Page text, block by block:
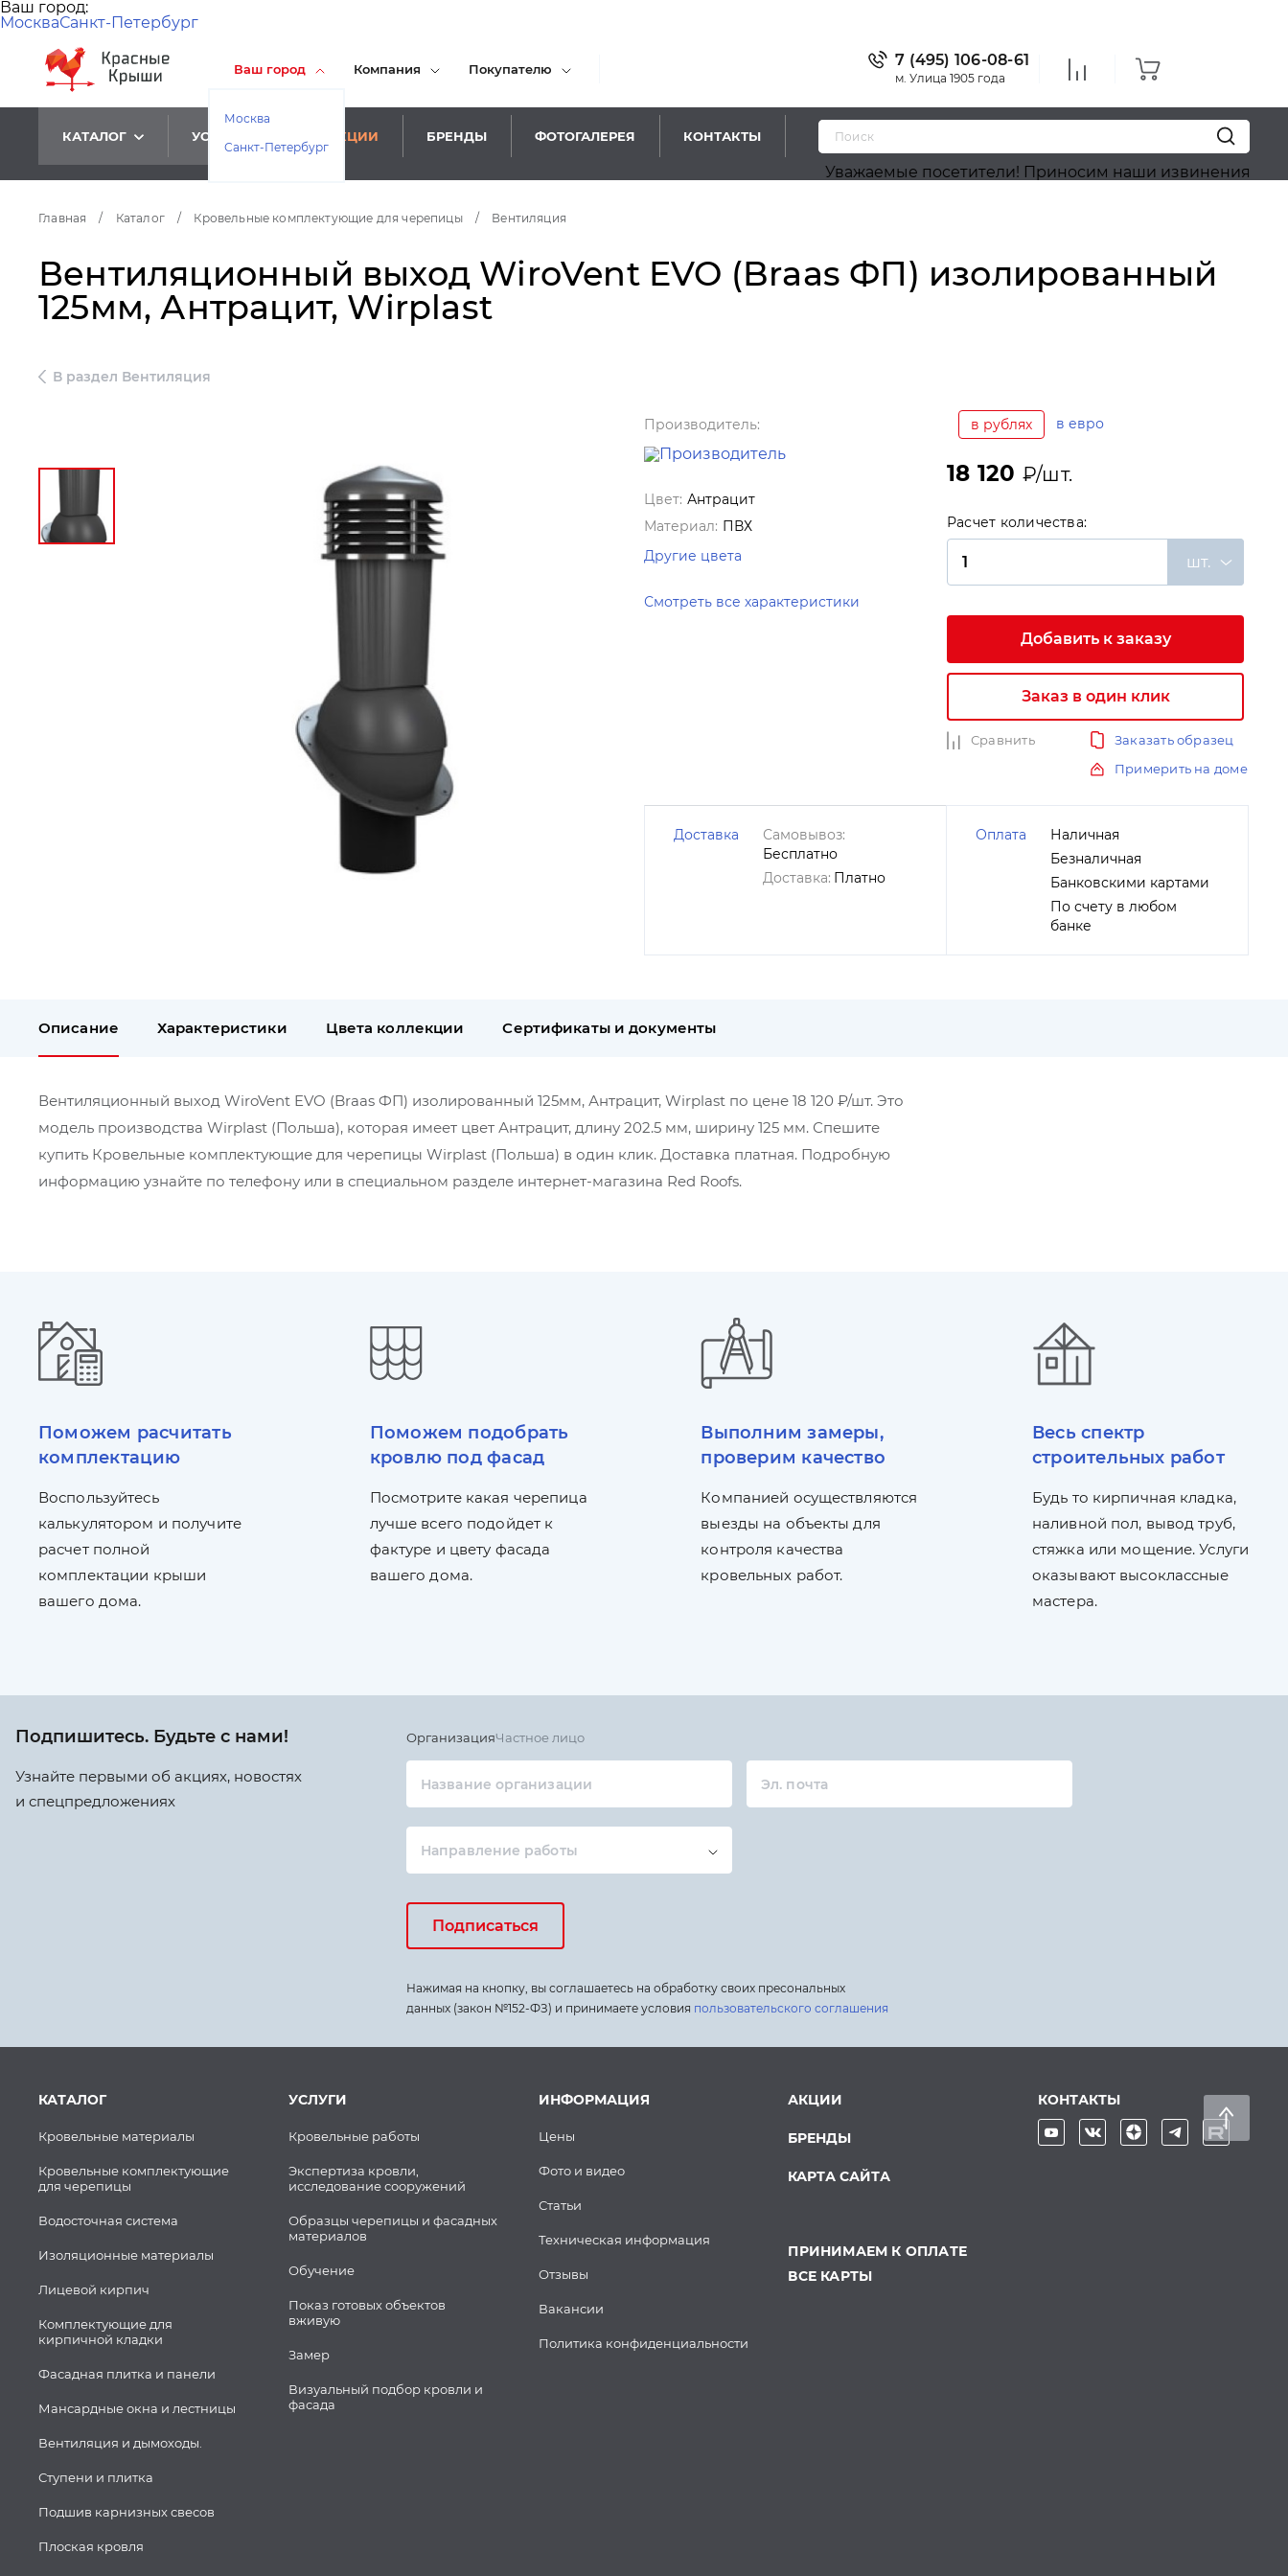
Ваш город:
МоскваСанкт-Петербург
Ваш город
Москва
Санкт-Петербург
Компания Покупателю
7 (495) 106-08-61
м. Улица 1905 года
КАТАЛОГ УСЛУГИ АКЦИИ БРЕНДЫ ФОТОГАЛЕРЕЯ КОНТАКТЫ
Уважаемые посетители! Приносим наши извинения, на сайте
Главная / Каталог / Кровельные комплектующие для черепицы / Вентиляция
Вентиляционный выход WiroVent EVO (Braas ФП) изолированный
125мм, Антрацит, Wirplast
В раздел Вентиляция
Производитель:
Цвет: Антрацит
Материал: ПВХ
Другие цвета
Смотреть все характеристики
в рублях в евро
18 120 ₽/шт.
Расчет количества:
шт.
Добавить к заказу
Заказ в один клик
Сравнить
Заказать образец
Примерить на доме
Доставка
Самовывоз:
Бесплатно
Доставка: Платно
Оплата
Наличная
Безналичная
Банковскими картами
По счету в любом
банке
Описание Характеристики Цвета коллекции Сертификаты и документы
Вентиляционный выход WiroVent EVO (Braas ФП) изолированный 125мм, Антрацит, Wirplast по цене 18 120 ₽/шт. Это
модель производства Wirplast (Польша), которая имеет цвет Антрацит, длину 202.5 мм, ширину 125 мм. Спешите
купить Кровельные комплектующие для черепицы Wirplast (Польша) в один клик. Доставка платная. Подробную
информацию узнайте по телефону или в специальном разделе интернет-магазина Red Roofs.
Поможем расчитать
комплектацию
Воспользуйтесь
калькулятором и получите
расчет полной
комплектации крыши
вашего дома.
Поможем подобрать
кровлю под фасад
Посмотрите какая черепица
лучше всего подойдет к
фактуре и цвету фасада
вашего дома.
Выполним замеры,
проверим качество
Компанией осуществляются
выезды на объекты для
контроля качества
кровельных работ.
Весь спектр
строительных работ
Будь то кирпичная кладка,
наливной пол, вывод труб,
стяжка или мощение. Услуги
оказывают высоклассные
мастера.
Подпишитесь. Будьте с нами!
Узнайте первыми об акциях, новостях
и спецпредложениях
ОрганизацияЧастное лицо
Название организации Эл. почта
Направление работы
Подписаться
Нажимая на кнопку, вы соглашаетесь на обработку своих пресональных
данных (закон №152-ФЗ) и принимаете условия пользовательского соглашения
КАТАЛОГ
Кровельные материалы
Кровельные комплектующие
для черепицы
Водосточная система
Изоляционные материалы
Лицевой кирпич
Комплектующие для
кирпичной кладки
Фасадная плитка и панели
Мансардные окна и лестницы
Вентиляция и дымоходы.
Ступени и плитка
Подшив карнизных свесов
Плоская кровля
УСЛУГИ
Кровельные работы
Экспертиза кровли,
исследование сооружений
Образцы черепицы и фасадных
материалов
Обучение
Показ готовых объектов
вживую
Замер
Визуальный подбор кровли и
фасада
ИНФОРМАЦИЯ
Цены
Фото и видео
Статьи
Техническая информация
Отзывы
Вакансии
Политика конфиденциальности
АКЦИИ
БРЕНДЫ
КАРТА САЙТА
ПРИНИМАЕМ К ОПЛАТЕ
ВСЕ КАРТЫ
КОНТАКТЫ